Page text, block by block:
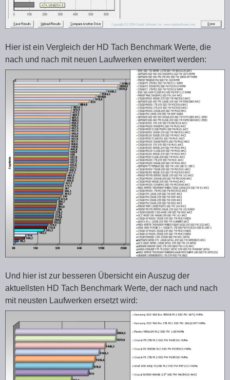
Hier ist ein Vergleich der HD Tach Benchmark Werte, die
nach und nach mit neuen Laufwerken erweitert werden:
Und hier ist zur besseren Übersicht ein Auszug der
aktuellsten HD Tach Benchmark Werte, der nach und nach
mit neusten Laufwerken ersetzt wird: